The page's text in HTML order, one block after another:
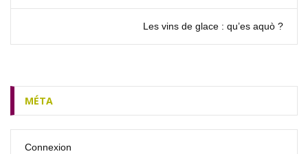
Les vins de glace : qu’es aquò ?
MÉTA
Connexion